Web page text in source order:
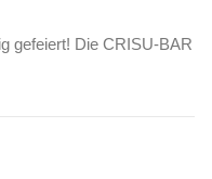
gefeiert! Die CRISU-BAR